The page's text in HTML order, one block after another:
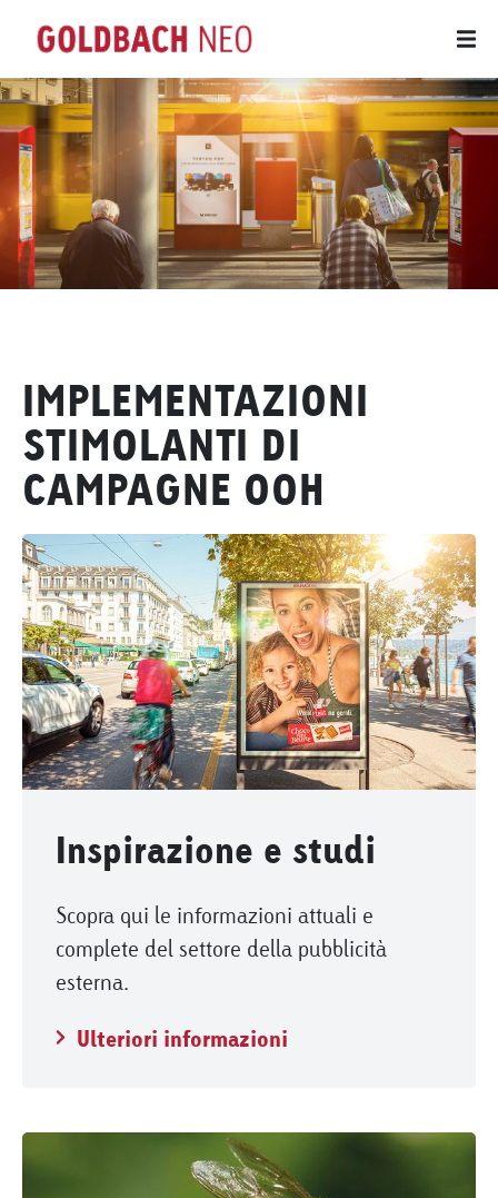
IMPLEMENTAZIONI
STIMOLANTI DI
CAMPAGNE OOH
Inspirazione e studi
Scopra qui le informazioni attuali e
complete del settore della pubblicità
esterna.
Ulteriori informazioni